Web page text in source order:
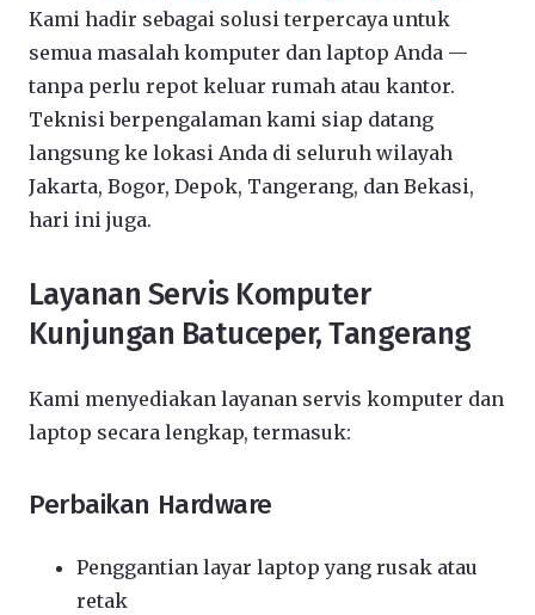
Kami hadir sebagai solusi terpercaya untuk
semua masalah komputer dan laptop Anda —
tanpa perlu repot keluar rumah atau kantor.
Teknisi berpengalaman kami siap datang
langsung ke lokasi Anda di seluruh wilayah
Jakarta, Bogor, Depok, Tangerang, dan Bekasi,
hari ini juga.
Layanan Servis Komputer
Kunjungan Batuceper, Tangerang
Kami menyediakan layanan servis komputer dan
laptop secara lengkap, termasuk:
Perbaikan Hardware
Penggantian layar laptop yang rusak atau
retak